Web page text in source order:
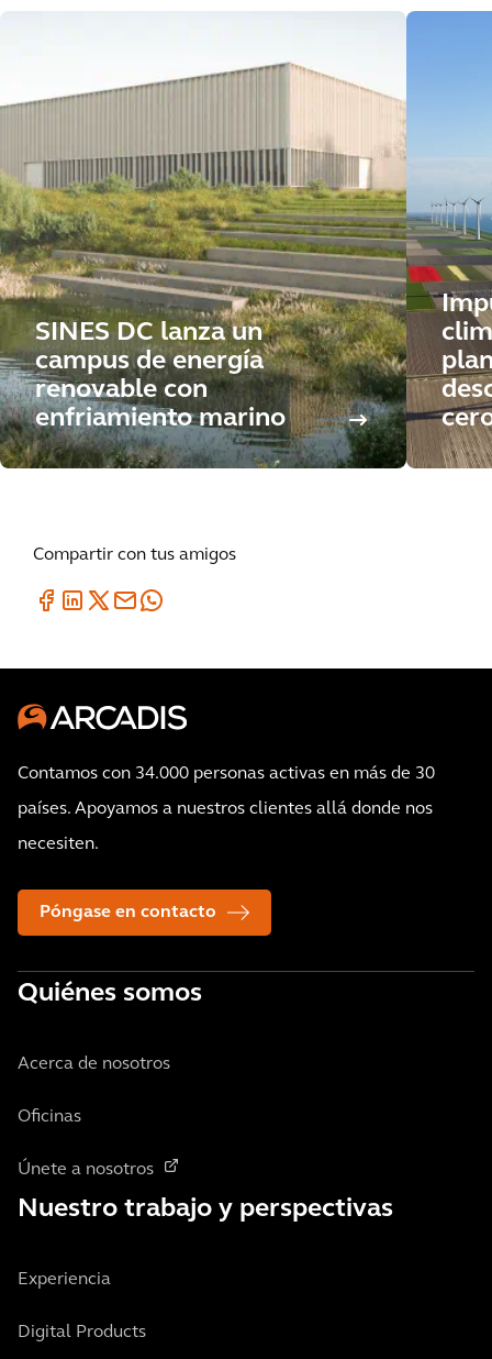
SINES DC lanza un
campus de energía
renovable con
enfriamiento marino
Compartir con tus amigos
Contamos con 34.000 personas activas en más de 30
países. Apoyamos a nuestros clientes allá donde nos
necesiten.
Póngase en contacto
Quiénes somos
Acerca de nosotros
Oficinas
Únete a nosotros
Nuestro trabajo y perspectivas
Experiencia
Digital Products